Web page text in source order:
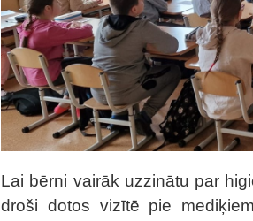
Lai bērni vairāk uzzinātu par
droši dotos vizītē pie